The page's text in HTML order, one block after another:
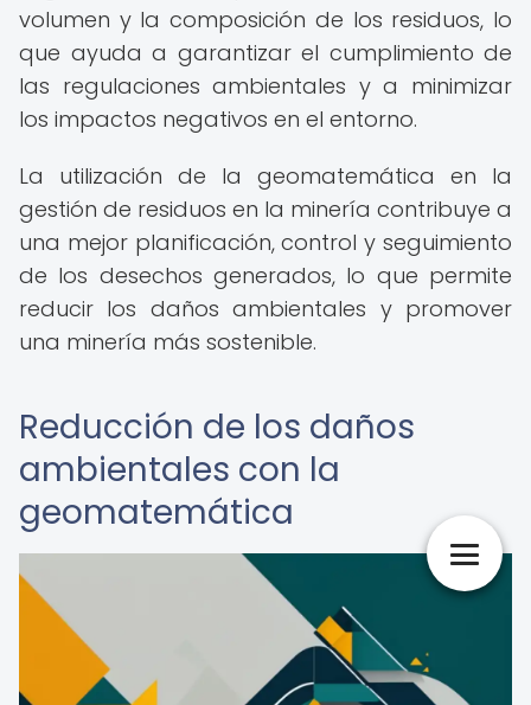
volumen y la composición de los residuos, lo
que ayuda a garantizar el cumplimiento de
las regulaciones ambientales y a minimizar
los impactos negativos en el entorno.
La utilización de la geomatemática en la
gestión de residuos en la minería contribuye a
una mejor planificación, control y seguimiento
de los desechos generados, lo que permite
reducir los daños ambientales y promover
una minería más sostenible.
Reducción de los daños
ambientales con la
geomatemática